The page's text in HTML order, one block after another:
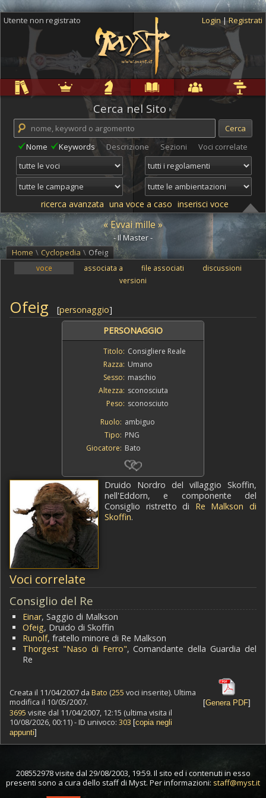
Utente non registrato Login |Registrati
Cerca nel Sito
Nome Keywords Descrizione Sezioni Voci correlate
ricerca avanzata una voce a caso inserisci voce
« Evvai mille »
- Il Master -
Home \ Cyclopedia \ Ofeig
voce associata a file associati
discussioni
versioni
Ofeig [personaggio]
PERSONAGGIO
Titolo: Consigliere Reale
Razza: Umano
Sesso: maschio
Altezza: sconosciuta
Peso: sconosciuto
Ruolo: ambiguo
Tipo: PNG
Giocatore: Bato
Druido Nordro del villaggio Skoffin,
nell'Eddorn, e componente del
Consiglio ristretto di Re Malkson di
Skoffin.
Voci correlate
Consiglio del Re
Einar, Saggio di Malkson
Ofeig, Druido di Skoffin
Runolf, fratello minore di Re Malkson
Thorgest "Naso di Ferro", Comandante della Guardia del
Re
Creata il 11/04/2007 da Bato (255 voci inserite). Ultima
modifica il 10/05/2007.
3695 visite dal 11/04/2007, 12:15 (ultima visita il
10/08/2026, 00:11) - ID univoco: 303 [copia negli
appunti]
[Genera PDF]
208552978 visite dal 29/08/2003, 19:59. Il sito ed i contenuti in esso
presenti sono a cura dello staff di Myst. Per informazioni: staff@myst.it